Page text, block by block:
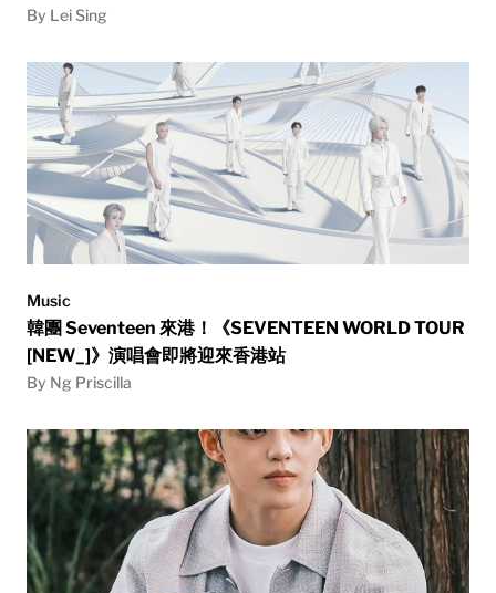
By Lei Sing
Music
韓團 Seventeen 來港！《SEVENTEEN WORLD TOUR
[NEW_]》演唱會即將迎來香港站
By Ng Priscilla